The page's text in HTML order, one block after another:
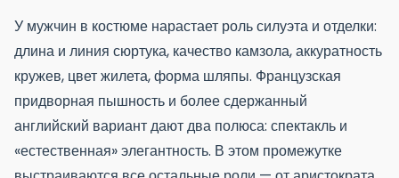
У мужчин в костюме нарастает роль силуэта и отделки:
длина и линия сюртука, качество камзола, аккуратность
кружев, цвет жилета, форма шляпы. Французская
придворная пышность и более сдержанный
английский вариант дают два полюса: спектакль и
«естественная» элегантность. В этом промежутке